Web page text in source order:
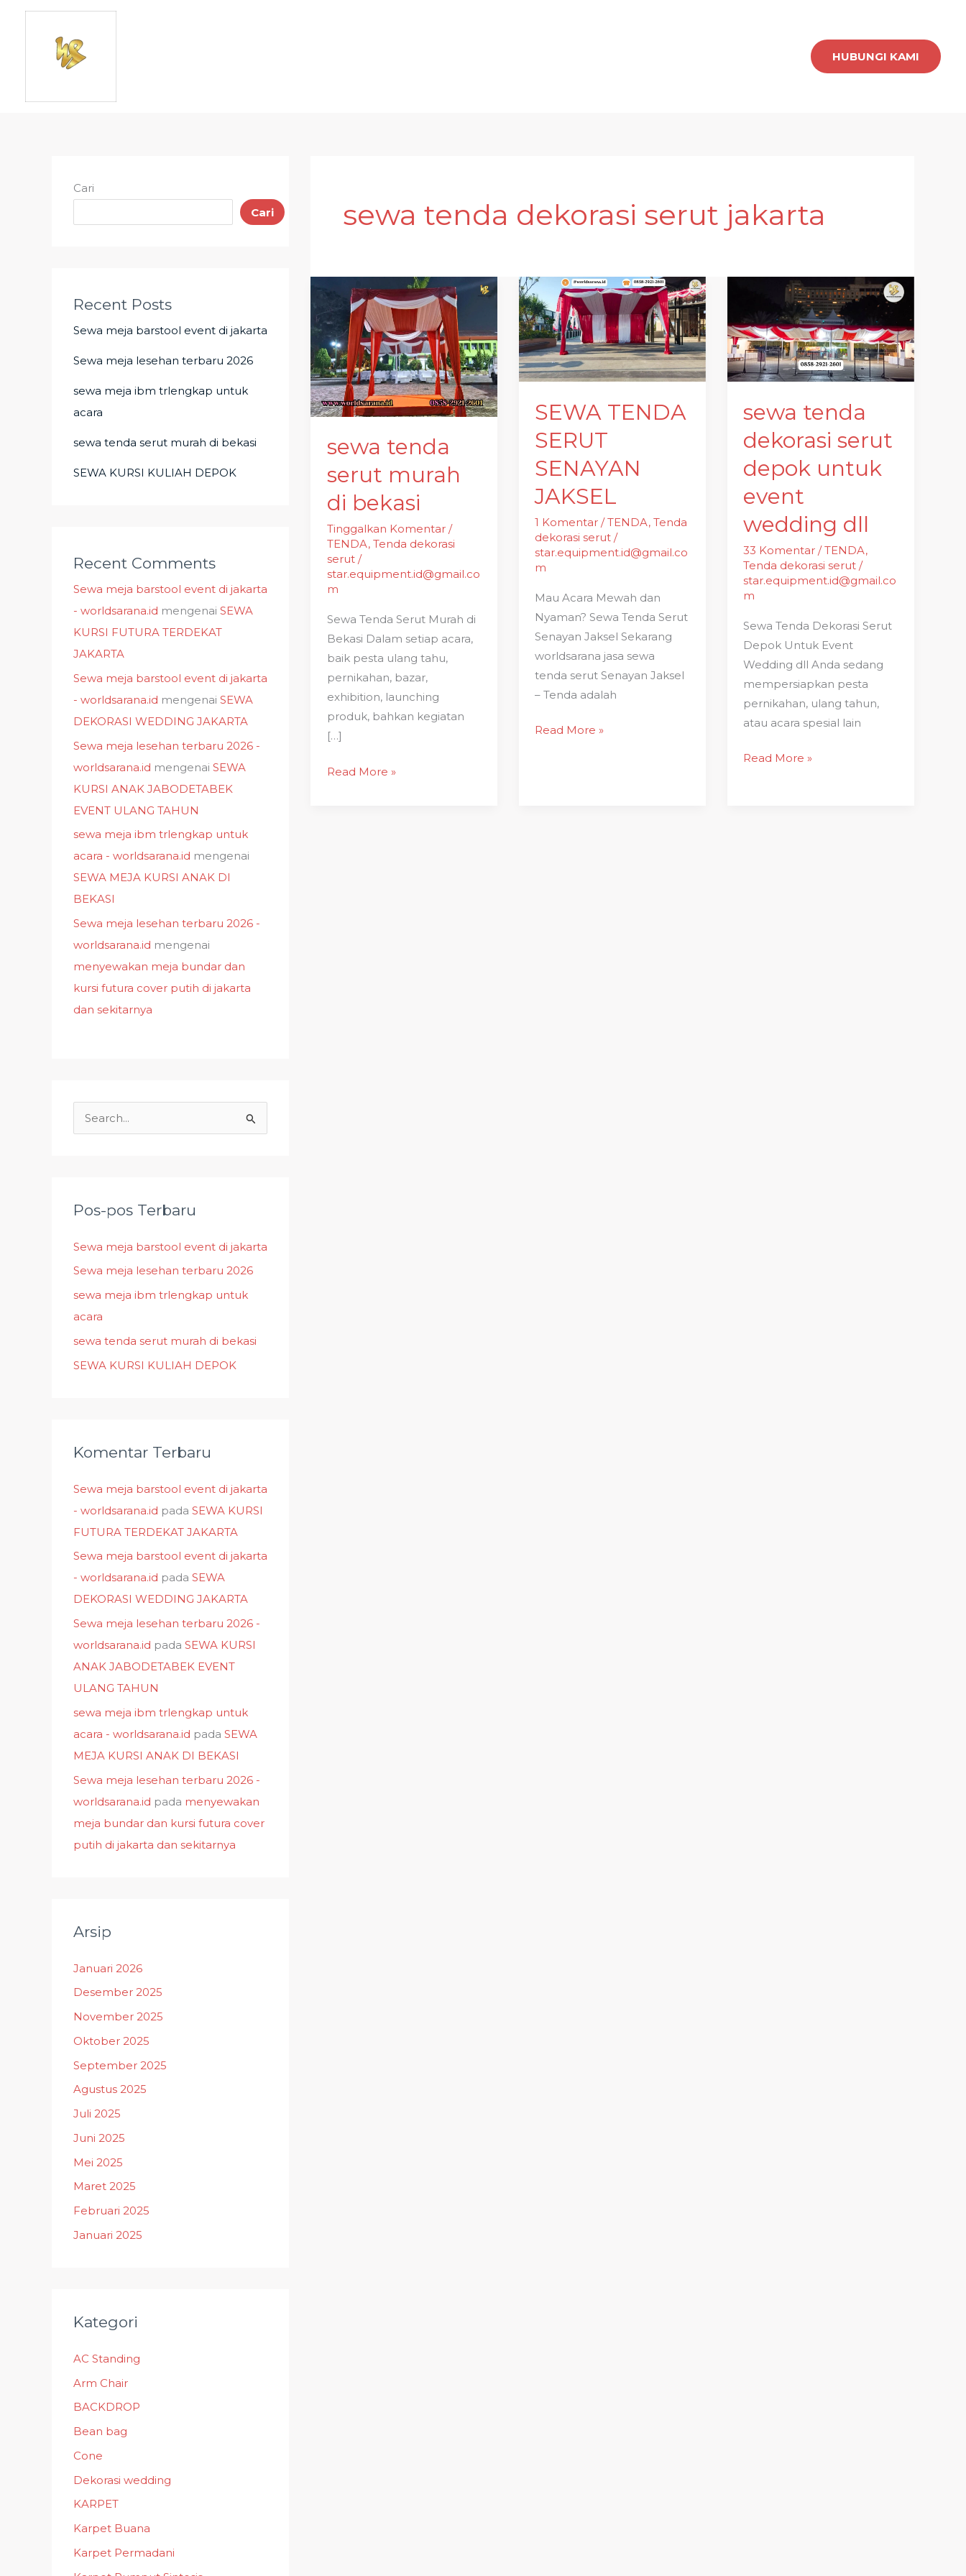
Lewati
HUBUNGI KAMI
Cari
Cari
Recent Posts
Sewa meja barstool event di jakarta
Sewa meja lesehan terbaru 2026
sewa meja ibm trlengkap untuk
acara
sewa tenda serut murah di bekasi
SEWA KURSI KULIAH DEPOK
Recent Comments
Sewa meja barstool event di jakarta
- worldsarana.id mengenai SEWA
KURSI FUTURA TERDEKAT
JAKARTA
Sewa meja barstool event di jakarta
- worldsarana.id mengenai SEWA
DEKORASI WEDDING JAKARTA
Sewa meja lesehan terbaru 2026 -
worldsarana.id mengenai SEWA
KURSI ANAK JABODETABEK
EVENT ULANG TAHUN
sewa meja ibm trlengkap untuk
acara - worldsarana.id mengenai
SEWA MEJA KURSI ANAK DI
BEKASI
Sewa meja lesehan terbaru 2026 -
worldsarana.id mengenai
menyewakan meja bundar dan
kursi futura cover putih di jakarta
dan sekitarnya
u
t
u
k
:
Pos-pos Terbaru
Sewa meja barstool event di jakarta
Sewa meja lesehan terbaru 2026
sewa meja ibm trlengkap untuk
acara
sewa tenda serut murah di bekasi
SEWA KURSI KULIAH DEPOK
Komentar Terbaru
Sewa meja barstool event di jakarta
- worldsarana.id pada SEWA KURSI
FUTURA TERDEKAT JAKARTA
Sewa meja barstool event di jakarta
- worldsarana.id pada SEWA
DEKORASI WEDDING JAKARTA
Sewa meja lesehan terbaru 2026 -
worldsarana.id pada SEWA KURSI
ANAK JABODETABEK EVENT
ULANG TAHUN
sewa meja ibm trlengkap untuk
acara - worldsarana.id pada SEWA
MEJA KURSI ANAK DI BEKASI
Sewa meja lesehan terbaru 2026 -
worldsarana.id pada menyewakan
meja bundar dan kursi futura cover
putih di jakarta dan sekitarnya
Arsip
Januari 2026
Desember 2025
November 2025
Oktober 2025
September 2025
Agustus 2025
Juli 2025
Juni 2025
Mei 2025
Maret 2025
Februari 2025
Januari 2025
Kategori
AC Standing
Arm Chair
BACKDROP
Bean bag
Cone
Dekorasi wedding
KARPET
Karpet Buana
Karpet Permadani
sewa tenda dekorasi serut jakarta
sewa tenda
serut murah
di bekasi
Tinggalkan Komentar /
TENDA, Tenda dekorasi
serut/
star.equipment.id@gmail.co
m
Sewa Tenda Serut Murah di
Bekasi Dalam setiap acara,
baik pesta ulang tahu,
pernikahan, bazar,
exhibition, launching
produk, bahkan kegiatan
[…]
sewa
tenda
serut
murah
di
bekasi
Read More »
SEWA TENDA
SERUT
SENAYAN
JAKSEL
1 Komentar /TENDA,Tenda
dekorasi serut /
star.equipment.id@gmail.co
m
Mau Acara Mewah dan
Nyaman? Sewa Tenda Serut
Senayan Jaksel Sekarang
worldsarana jasa sewa
tenda serut Senayan Jaksel
– Tenda adalah
SEWA
TENDA
SERUT
SENAYAN
JAKSEL
Read More »
sewa tenda
dekorasi serut
depok untuk
event
wedding dll
33 Komentar /TENDA,
Tenda dekorasi serut /
star.equipment.id@gmail.co
m
Sewa Tenda Dekorasi Serut
Depok Untuk Event
Wedding dll Anda sedang
mempersiapkan pesta
pernikahan, ulang tahun,
atau acara spesial lain
dekorasi
serut
depok
untuk
wedding
dll
Read More »